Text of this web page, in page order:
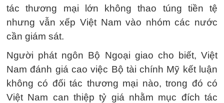
tác thương mại lớn không thao túng tiền tệ
nhưng vẫn xếp Việt Nam vào nhóm các nước
cần giám sát.
Người phát ngôn Bộ Ngoại giao cho biết, Việt
Nam đánh giá cao việc Bộ tài chính Mỹ kết luận
không có đối tác thương mại nào, trong đó có
Việt Nam can thiệp tỷ giá nhằm mục đích tác